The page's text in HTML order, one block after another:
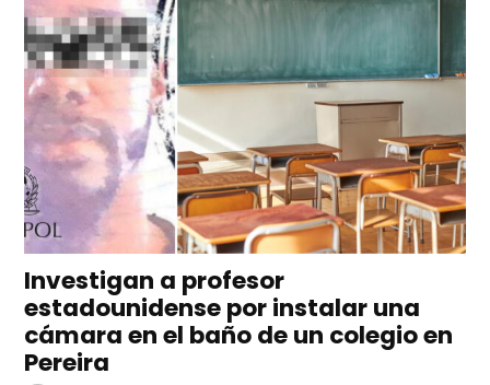
Investigan a profesor
estadounidense por instalar una
cámara en el baño de un colegio en
Pereira